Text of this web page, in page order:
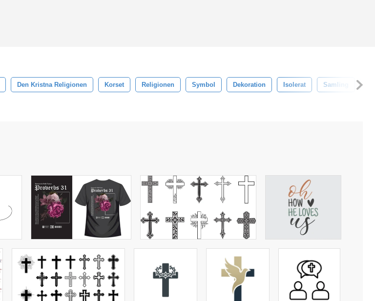
Den Kristna Religionen Korset Religionen Symbol Dekoration Isolerat Samling